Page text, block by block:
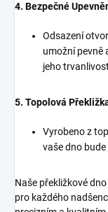
4. Bezpečné
Odsazení
umožní pevně
jeho
5. Topolová
Vyrobeno z
vaše dno
Naše překližkové
pro každého